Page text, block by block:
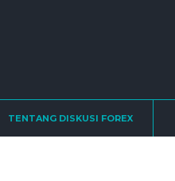
TENTANG DISKUSI FOREX